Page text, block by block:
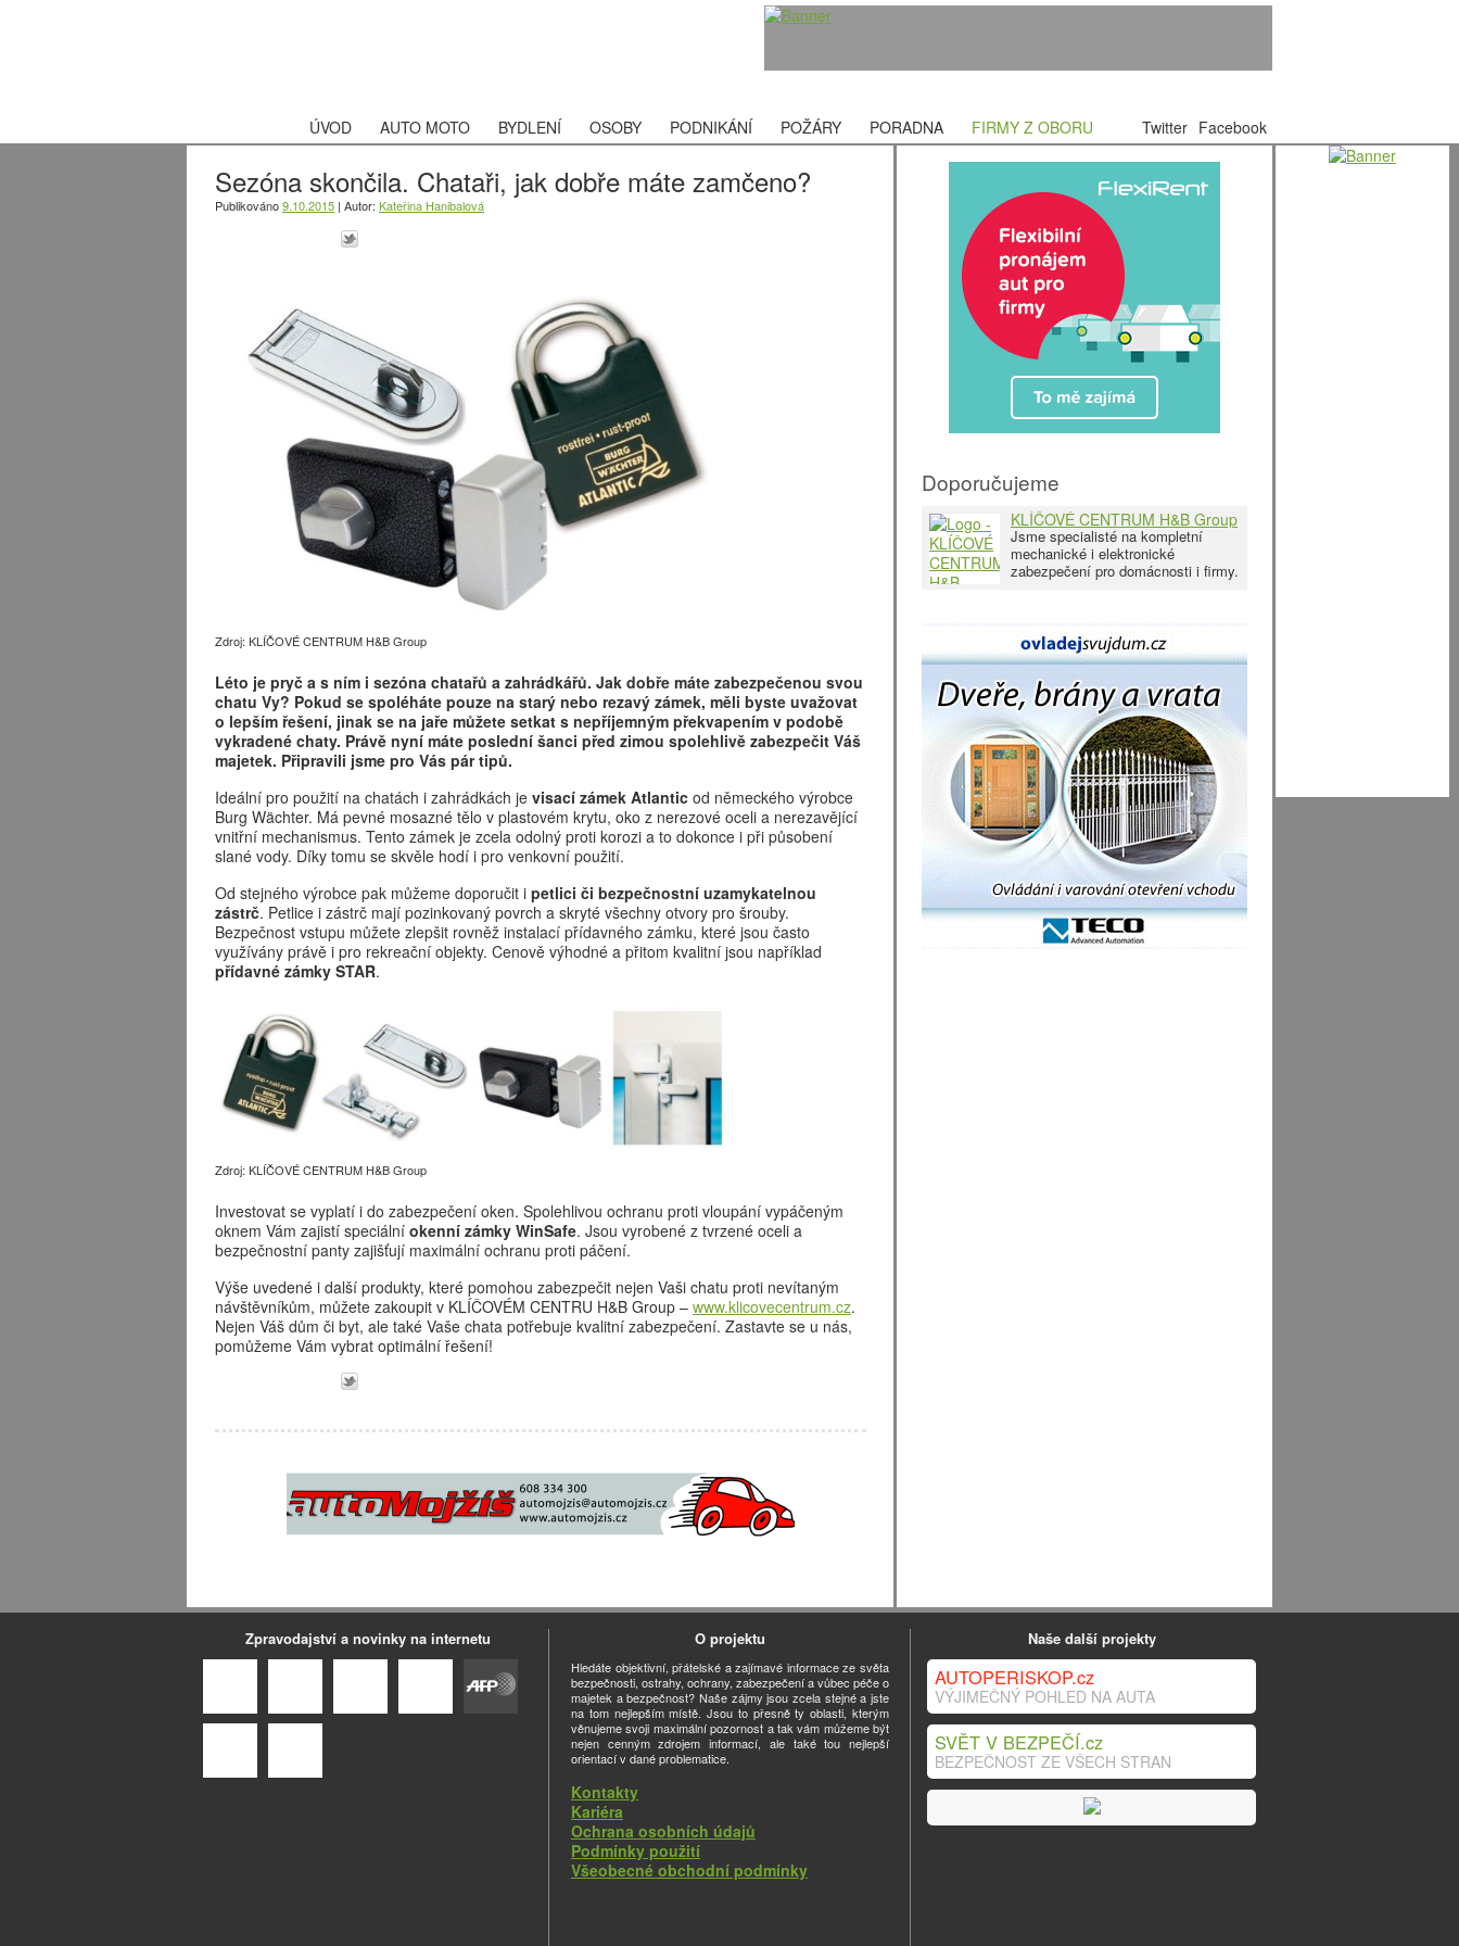
ÚVOD AUTO MOTO BYDLENÍ OSOBY PODNIKÁNÍ POŽÁRY PORADNA FIRMY Z OBORU Twitter Facebook
Sezóna skončila. Chataři, jak dobře máte zamčeno?
Publikováno9.10.2015 | Autor: Kateřina Hanibalová
Zdroj: KLÍČOVÉ CENTRUM H&B Group
Léto je pryč a s ním i sezóna chatařů a zahrádkářů. Jak dobře máte zabezpečenou svou
chatu Vy? Pokud se spoléháte pouze na starý nebo rezavý zámek, měli byste uvažovat
o lepším řešení, jinak se na jaře můžete setkat s nepříjemným překvapením v podobě
vykradené chaty. Právě nyní máte poslední šanci před zimou spolehlivě zabezpečit Váš
majetek. Připravili jsme pro Vás pár tipů.
Ideální pro použití na chatách i zahrádkách je visací zámek Atlantic od německého výrobce
Burg Wächter. Má pevné mosazné tělo v plastovém krytu, oko z nerezové oceli a nerezavějící
vnitřní mechanismus. Tento zámek je zcela odolný proti korozi a to dokonce i při působení
slané vody. Díky tomu se skvěle hodí i pro venkovní použití.
Od stejného výrobce pak můžeme doporučit i petlici či bezpečnostní uzamykatelnou
zástrč. Petlice i zástrč mají pozinkovaný povrch a skryté všechny otvory pro šrouby.
Bezpečnost vstupu můžete zlepšit rovněž instalací přídavného zámku, které jsou často
využívány právě i pro rekreační objekty. Cenově výhodné a přitom kvalitní jsou například
přídavné zámky STAR.
Zdroj: KLÍČOVÉ CENTRUM H&B Group
Investovat se vyplatí i do zabezpečení oken. Spolehlivou ochranu proti vloupání vypáčeným
oknem Vám zajistí speciální okenní zámky WinSafe. Jsou vyrobené z tvrzené oceli a
bezpečnostní panty zajišťují maximální ochranu proti páčení.
Výše uvedené i další produkty, které pomohou zabezpečit nejen Vaši chatu proti nevítaným
návštěvníkům, můžete zakoupit v KLÍČOVÉM CENTRU H&B Group – www.klicovecentrum.cz.
Nejen Váš dům či byt, ale také Vaše chata potřebuje kvalitní zabezpečení. Zastavte se u nás,
pomůžeme Vám vybrat optimální řešení!
Doporučujeme
KLÍČOVÉ CENTRUM H&B Group
s. r. o.
Jsme specialisté na kompletní
mechanické i elektronické
zabezpečení pro domácnosti i firmy.
komplex… nebo jakýkoliv jiný
objekt. V oboru působíme už 30 let
a využíváme naše
Zpravodajství a novinky na internetu Naše další projekty
AUTOPERISKOP.cz
VÝJIMEČNÝ POHLED NA AUTA
SVĚT V BEZPEČÍ.cz
BEZPEČNOST ZE VŠECH STRAN
O projektu
Hledáte objektivní, přátelské a zajímavé informace ze světa
bezpečnosti, ostrahy, ochrany, zabezpečení a vůbec péče o
majetek a bezpečnost? Naše zájmy jsou zcela stejné a jste
na tom nejlepším místě. Jsou to přesně ty oblasti, kterým
věnujeme svoji maximální pozornost a tak vám můžeme být
nejen cenným zdrojem informací, ale také tou nejlepší
orientací v dané problematice.
Kontakty
Kariéra
Ochrana osobních údajů
Podmínky použití
Všeobecné obchodní podmínky